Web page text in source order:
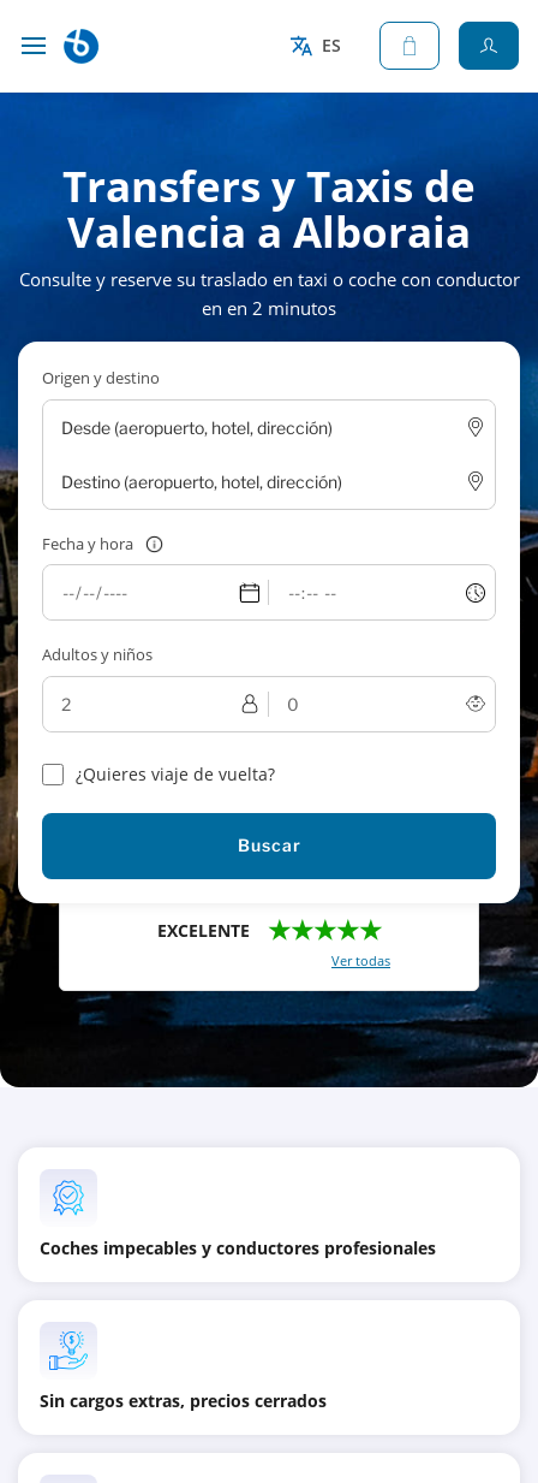
ES
Transfers y Taxis de
Valencia a Alboraia
Consulte y reserve su traslado en taxi o coche con conductor
en en 2 minutos
Origen y destino
Fecha y hora
Adultos y niños
¿Quieres viaje de vuelta?
Buscar
EXCELENTE ★★★★★
Ver todas
Coches impecables y conductores profesionales
Sin cargos extras, precios cerrados